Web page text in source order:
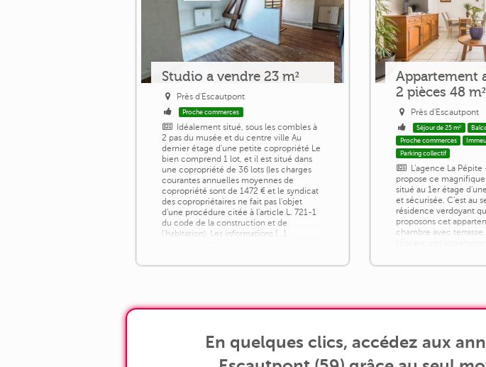
Studio a vendre 23 m²
Près d'Escautpont
Proche commerces
Idéalement situé, sous les combles à
2 pas du musée et du centre ville Au
dernier étage d'une petite copropriété Le
bien comprend 1 lot, et il est situé dans
une copropriété de 36 lots (les charges
courantes annuelles moyennes de
copropriété sont de 1472 € et le syndicat
des copropriétaires ne fait pas l'objet
d'une procédure citée à l'article L. 721-1
du code de la construction et de
l'habitation). Les informations [...]
Appartement
2 pièces 48 m²
Près d'Escautpont
Séjour de 25 m²
Proche commerces
Parking collectif
L'agence La
propose ce
situé au 1er étage
et sécurisée. C'est au
résidence verdoyant
proposons cet
chambre avec
Wc séparé, d'un
En quelques clics, accédez aux